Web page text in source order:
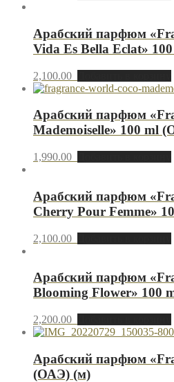
Арабский парфюм
Vida Es Bella Eclat»
2,100.00
Арабский парфюм
Mademoiselle» 100 ml
1,990.00
Арабский парфюм
Cherry Pour Femme»
2,100.00
Арабский парфюм
Blooming Flower» 100
2,200.00
Арабский парфюм
(ОАЭ) (м)